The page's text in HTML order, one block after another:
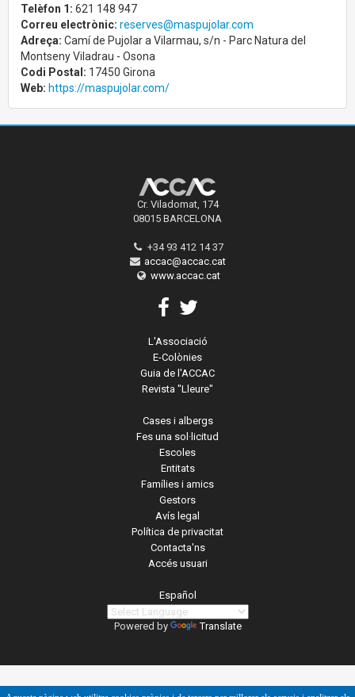
Telèfon 1: 621 148 947
Correu electrònic: reserves@maspujolar.com
Adreça: Camí de Pujolar a Vilarmau, s/n - Parc Natura del
Montseny Viladrau - Osona
Codi Postal: 17450 Girona
Web: https://maspujolar.com/
Cr. Viladomat, 174
08015 BARCELONA
+34 93 412 14 37
accac@accac.cat
www.accac.cat
L'Associació
E-Colònies
Guia de l'ACCAC
Revista "Lleure"
Cases i albergs
Fes una sol·licitud
Escoles
Entitats
Famílies i amics
Gestors
Avís legal
Política de privacitat
Contacta'ns
Accés usuari
Español
Powered by Translate